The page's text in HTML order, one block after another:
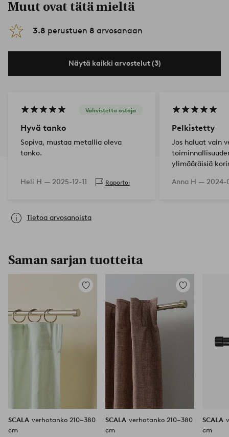
Muut ovat tätä mieltä
3.8 perustuen 8 arvosanaan
Näytä kaikki arvostelut (3)
Vahvistettu ostaja
Hyvä tanko
Sopiva, mustaa metallia oleva
tanko.
Heli H — 2025-12-11 Raportoi
Pelkistetty
Jos haluat vain
ylimääräisiä
osia = vakaa.
Anna H — 2024-
Tietoa arvosanoista
Saman sarjan tuotteita
Lisää
SCALA verhotanko 210–380
cm
Lisää
SCALA verhotanko 210–380
cm
SCALA
cm